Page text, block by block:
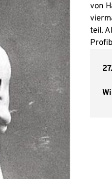
von
teil.